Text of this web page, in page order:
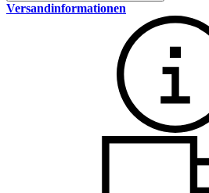
Versandinformationen